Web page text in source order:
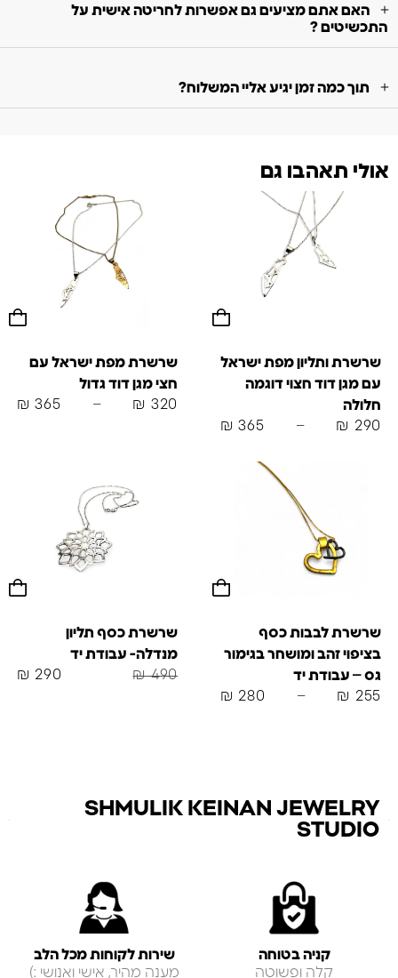
האם אתם מציעים גם אפשרות לחריטה אישית על
התכשיטים ?
תוך כמה זמן יגיע אליי המשלוח?
אולי תאהבו גם
שרשרת ותליון מפת ישראל
עם מגן דוד חצוי דוגמה
חלולה
₪ 290
–
₪ 365
שרשרת מפת ישראל עם
חצי מגן דוד גדול
₪ 320
–
₪ 365
שרשרת לבבות כסף
בציפוי זהב ומושחר בגימור
גס – עבודת יד
₪ 255
–
₪ 280
שרשרת כסף תליון
מנדלה- עבודת יד
₪490
₪ 290
SHMULIK KEINAN JEWELRY
STUDIO
קניה בטוחה
קלה ופשוטה
שירות לקוחות מכל הלב
מענה מהיר, אישי ואנושי :)